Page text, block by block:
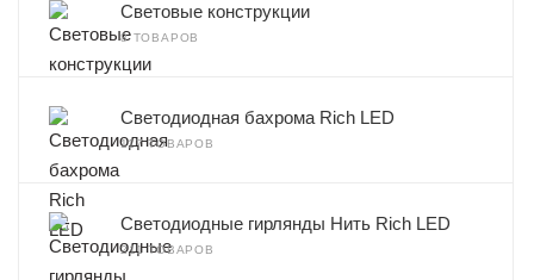
Световые конструкции
8 ТОВАРОВ
Светодиодная бахрома Rich LED
117 ТОВАРОВ
Светодиодные гирлянды Нить Rich LED
211 ТОВАРОВ